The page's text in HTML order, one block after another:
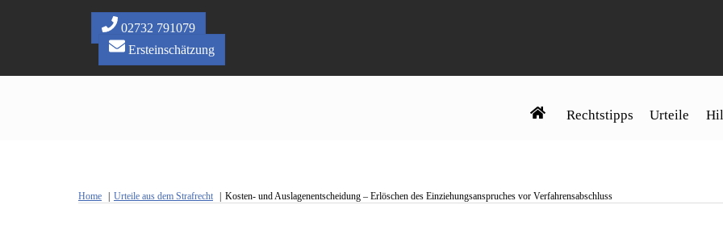
02732 791079
Ersteinschätzung
Rechtstipps Urteile
Home Urteile aus dem Strafrecht Kosten- und Auslagenentscheidung – Erlöschen des Einziehungsanspruches vor Verfahrensabschluss